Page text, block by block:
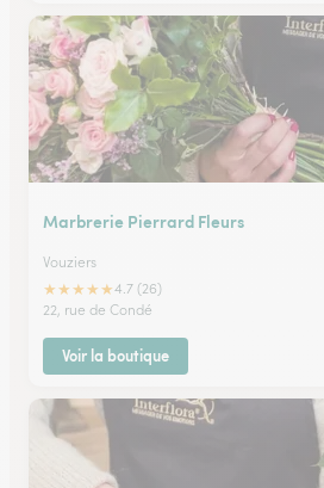
Marbrerie Pierrard Fleurs
Vouziers
★★★★★4.7 (26)
22, rue de Condé
Voir la boutique